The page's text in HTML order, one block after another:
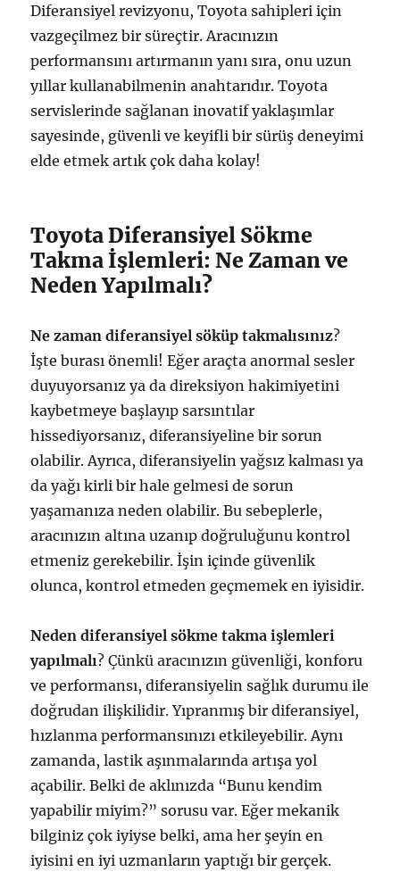
Diferansiyel revizyonu, Toyota sahipleri için
vazgeçilmez bir süreçtir. Aracınızın
performansını artırmanın yanı sıra, onu uzun
yıllar kullanabilmenin anahtarıdır. Toyota
servislerinde sağlanan inovatif yaklaşımlar
sayesinde, güvenli ve keyifli bir sürüş deneyimi
elde etmek artık çok daha kolay!
Toyota Diferansiyel Sökme
Takma İşlemleri: Ne Zaman ve
Neden Yapılmalı?
Ne zaman diferansiyel söküp takmalısınız?
İşte burası önemli! Eğer araçta anormal sesler
duyuyorsanız ya da direksiyon hakimiyetini
kaybetmeye başlayıp sarsıntılar
hissediyorsanız, diferansiyeline bir sorun
olabilir. Ayrıca, diferansiyelin yağsız kalması ya
da yağı kirli bir hale gelmesi de sorun
yaşamanıza neden olabilir. Bu sebeplerle,
aracınızın altına uzanıp doğruluğunu kontrol
etmeniz gerekebilir. İşin içinde güvenlik
olunca, kontrol etmeden geçmemek en iyisidir.
Neden diferansiyel sökme takma işlemleri
yapılmalı? Çünkü aracınızın güvenliği, konforu
ve performansı, diferansiyelin sağlık durumu ile
doğrudan ilişkilidir. Yıpranmış bir diferansiyel,
hızlanma performansınızı etkileyebilir. Aynı
zamanda, lastik aşınmalarında artışa yol
açabilir. Belki de aklınızda “Bunu kendim
yapabilir miyim?” sorusu var. Eğer mekanik
bilginiz çok iyiyse belki, ama her şeyin en
iyisini en iyi uzmanların yaptığı bir gerçek.